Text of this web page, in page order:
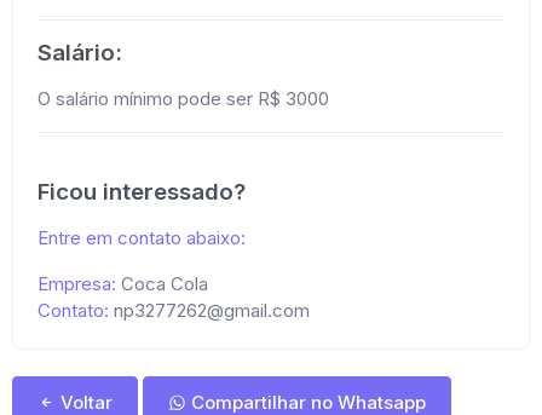
Salário:
O salário mínimo pode ser R$ 3000
Ficou interessado?
Entre em contato abaixo:
Empresa: Coca Cola
Contato: np3277262@gmail.com
Voltar Compartilhar no Whatsapp